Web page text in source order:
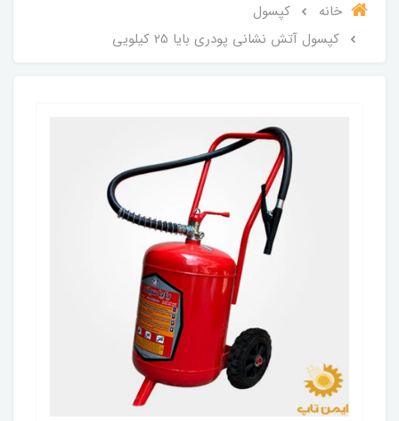
خانه
کپسول
کپسول آتش نشانی پودری بایا 25 کیلویی